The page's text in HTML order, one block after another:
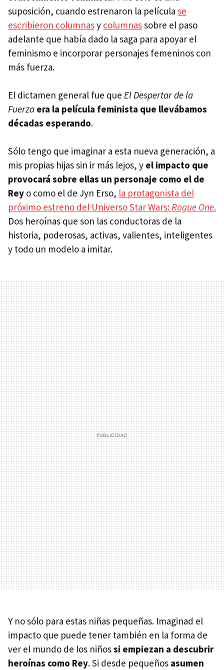
suposición, cuando estrenaron la película se
escribieron columnasy columnassobre el paso
adelante que había dado la saga para apoyar el
feminismo e incorporar personajes femeninos con
más fuerza.
El dictamen general fue que El Despertar de la
Fuerza era la película feminista que llevábamos
décadas esperando.
Sólo tengo que imaginar a esta nueva generación, a
mis propias hijas sin ir más lejos, y el impacto que
provocará sobre ellas un personaje como el de
Rey o como el de Jyn Erso, la protagonista del
próximo estreno del Universo Star Wars:Rogue One.
Dos heroínas que son las conductoras de la
historia, poderosas, activas, valientes, inteligentes
y todo un modelo a imitar.
Y no sólo para estas niñas pequeñas. Imaginad el
impacto que puede tener también en la forma de
ver el mundo de los niñossi empiezan a descubrir
heroínas como Rey. Si desde pequeños asumen